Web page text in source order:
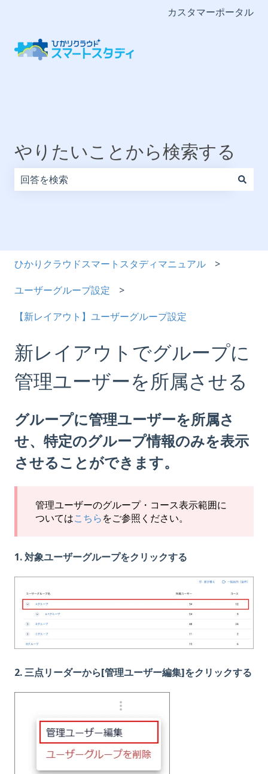
カスタマーポータル
やりたいことから検索する
ひかりクラウドスマートスタディマニュアル
ユーザーグループ設定
【新レイアウト】ユーザーグループ設定
新レイアウトでグループに
管理ユーザーを所属させる
グループに管理ユーザーを所属さ
せ、特定のグループ情報のみを表示
させることができます。
管理ユーザーのグループ・コース表示範囲に
ついてはこちらをご参照ください。
1. 対象ユーザーグループをクリックする
2. 三点リーダーから[管理ユーザー編集]をクリックする